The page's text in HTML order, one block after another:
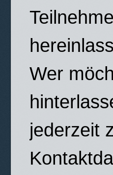
Wer
jederzeit